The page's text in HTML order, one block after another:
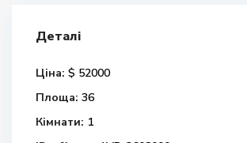
Деталі
Ціна: $ 52000
Площа: 36
Кімнати: 1